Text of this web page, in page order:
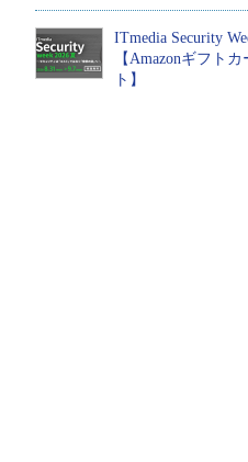
ITmedia Security
【Amazonギフト
ト】